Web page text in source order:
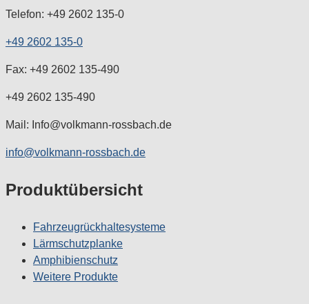
Telefon: +49 2602 135-0
+49 2602 135-0
Fax: +49 2602 135-490
+49 2602 135-490
Mail: Info@volkmann-rossbach.de
info@volkmann-rossbach.de
Produktübersicht
Fahrzeugrückhaltesysteme
Lärmschutzplanke
Amphibienschutz
Weitere Produkte